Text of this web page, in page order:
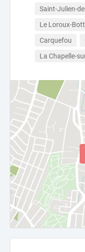
Saint-Julien-
Le Loroux-
Carquefou
La Chapelle-